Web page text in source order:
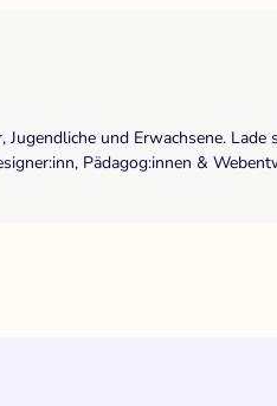
und Erwachsene.
Pädagog:innen &